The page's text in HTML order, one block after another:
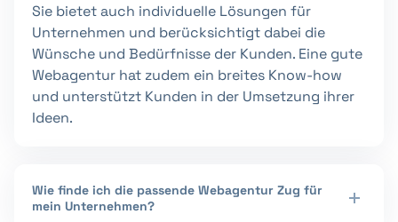
Sie bietet auch individuelle Lösungen für
Unternehmen und berücksichtigt dabei die
Wünsche und Bedürfnisse der Kunden. Eine gute
Webagentur hat zudem ein breites Know-how
und unterstützt Kunden in der Umsetzung ihrer
Ideen.
Wie finde ich die passende Webagentur Zug für
mein Unternehmen?